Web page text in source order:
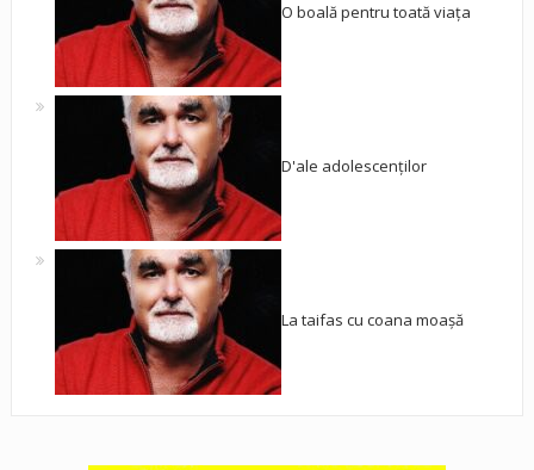
O boală pentru toată viața
D'ale adolescenților
La taifas cu coana moașă